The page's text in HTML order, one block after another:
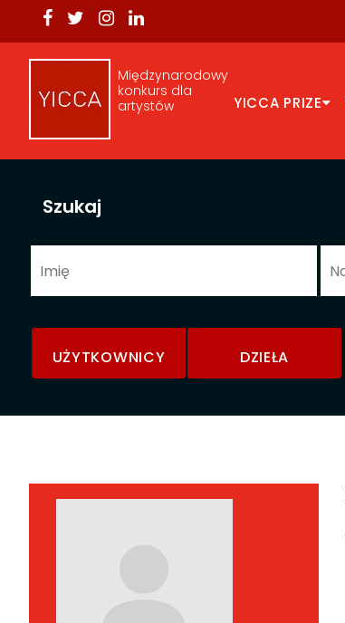
Międzynarodowy
konkurs dla
artystów
YICCA PRIZE
Szukaj
UŻYTKOWNICY DZIEŁA